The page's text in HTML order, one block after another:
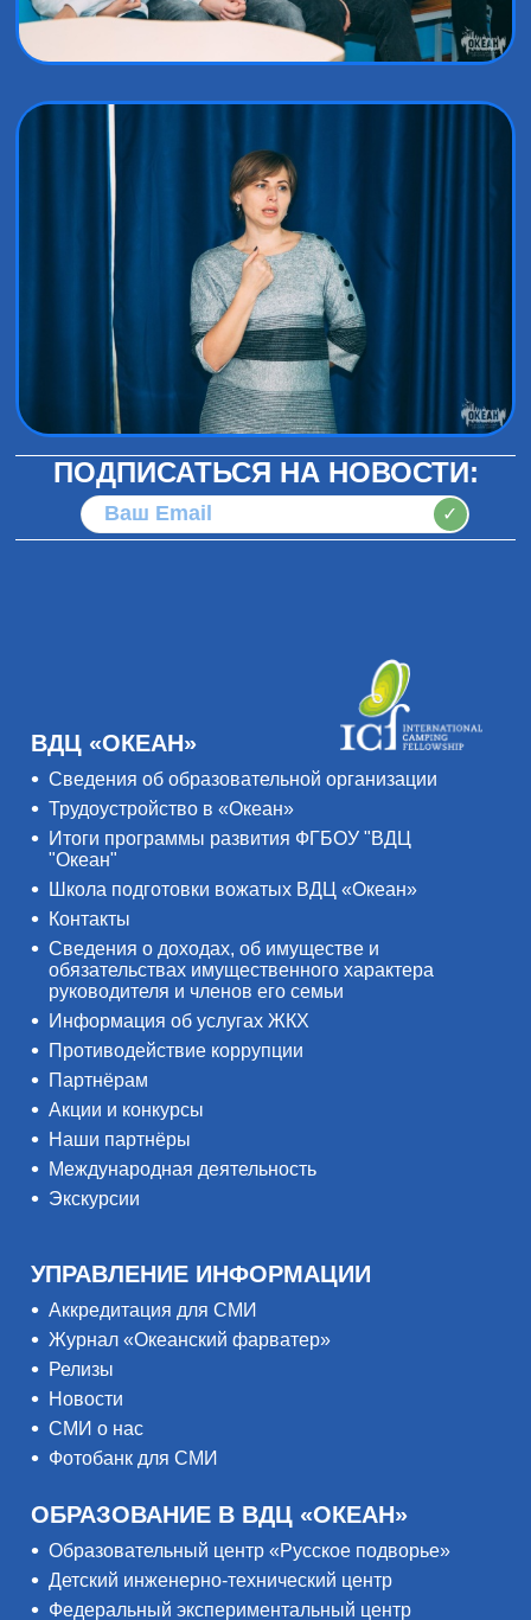
ПОДПИСАТЬСЯ НА НОВОСТИ:
✓
ВДЦ «ОКЕАН»
Сведения об образовательной организации
Трудоустройство в «Океан»
Итоги программы развития ФГБОУ "ВДЦ
"Океан"
Школа подготовки вожатых ВДЦ «Океан»
Контакты
Сведения о доходах, об имуществе и
обязательствах имущественного характера
руководителя и членов его семьи
Информация об услугах ЖКХ
Противодействие коррупции
Партнёрам
Акции и конкурсы
Наши партнёры
Международная деятельность
Экскурсии
УПРАВЛЕНИЕ ИНФОРМАЦИИ
Аккредитация для СМИ
Журнал «Океанский фарватер»
Релизы
Новости
СМИ о нас
Фотобанк для СМИ
ОБРАЗОВАНИЕ В ВДЦ «ОКЕАН»
Образовательный центр «Русское подворье»
Детский инженерно-технический центр
Федеральный экспериментальный центр